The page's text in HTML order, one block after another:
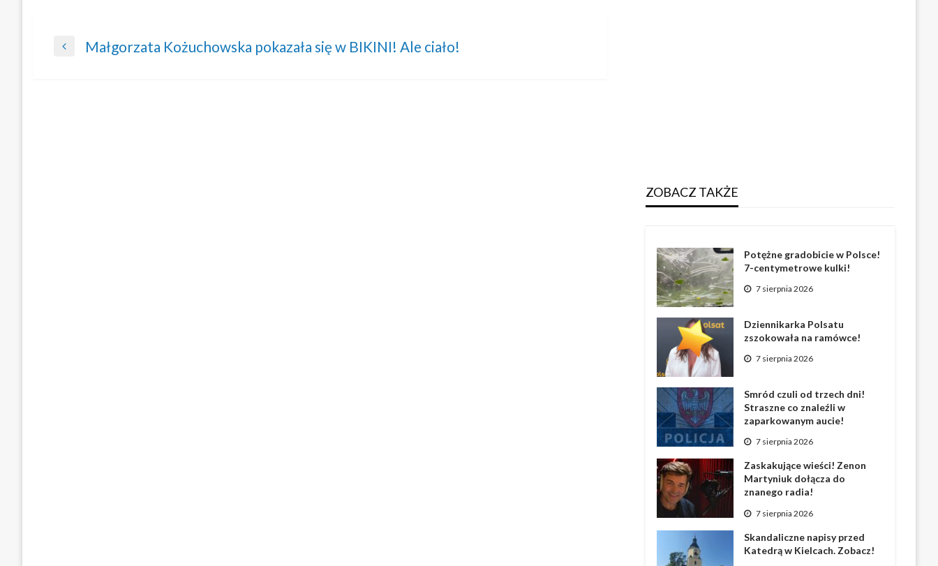
Nawigacja
Previous
Małgorzata Kożuchowska pokazała się w BIKINI! Ale ciało!
ZOBACZ TAKŻE
Potężne gradobicie w Polsce!
7-centymetrowe kulki!
7 sierpnia 2026
Dziennikarka Polsatu
zszokowała na ramówce!
7 sierpnia 2026
Smród czuli od trzech dni!
Straszne co znaleźli w
zaparkowanym aucie!
7 sierpnia 2026
Zaskakujące wieści! Zenon
Martyniuk dołącza do
znanego radia!
7 sierpnia 2026
Skandaliczne napisy przed
Katedrą w Kielcach. Zobacz!